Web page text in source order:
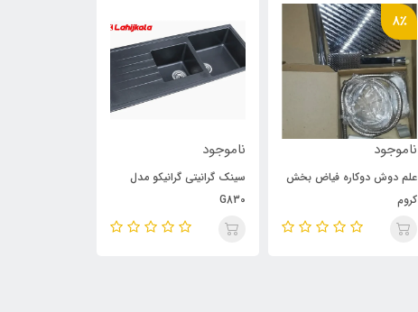
8٪
ناموجود
علم دوش دوکاره فیاض بخش
کروم
ناموجود
سینک گرانیتی گرانیکو مدل
G830